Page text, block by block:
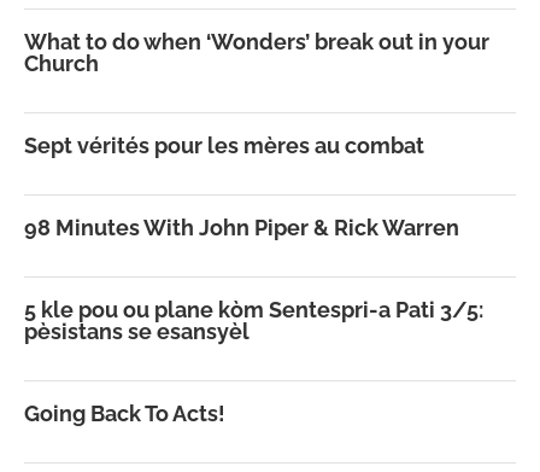
What to do when ‘Wonders’ break out in your
Church
Sept vérités pour les mères au combat
98 Minutes With John Piper & Rick Warren
5 kle pou ou plane kòm Sentespri-a Pati 3/5:
pèsistans se esansyèl
Going Back To Acts!